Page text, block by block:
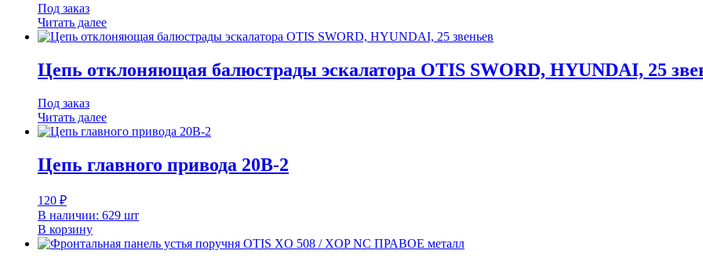
Под заказ
Читать далее
Цепь отклоняющая балюстрады эскалатора OTIS SWORD, HYUNDAI, 25
Под заказ
Читать далее
Цепь главного привода 20B-2
120 ₽
В наличии: 629 шт
В корзину